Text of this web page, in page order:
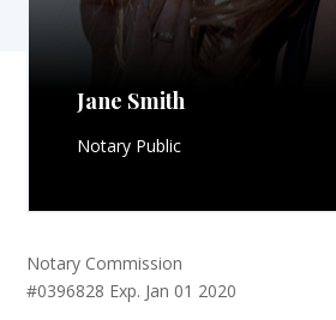
Jane Smith
Notary Public
Notary Commission
#0396828 Exp. Jan 01 2020